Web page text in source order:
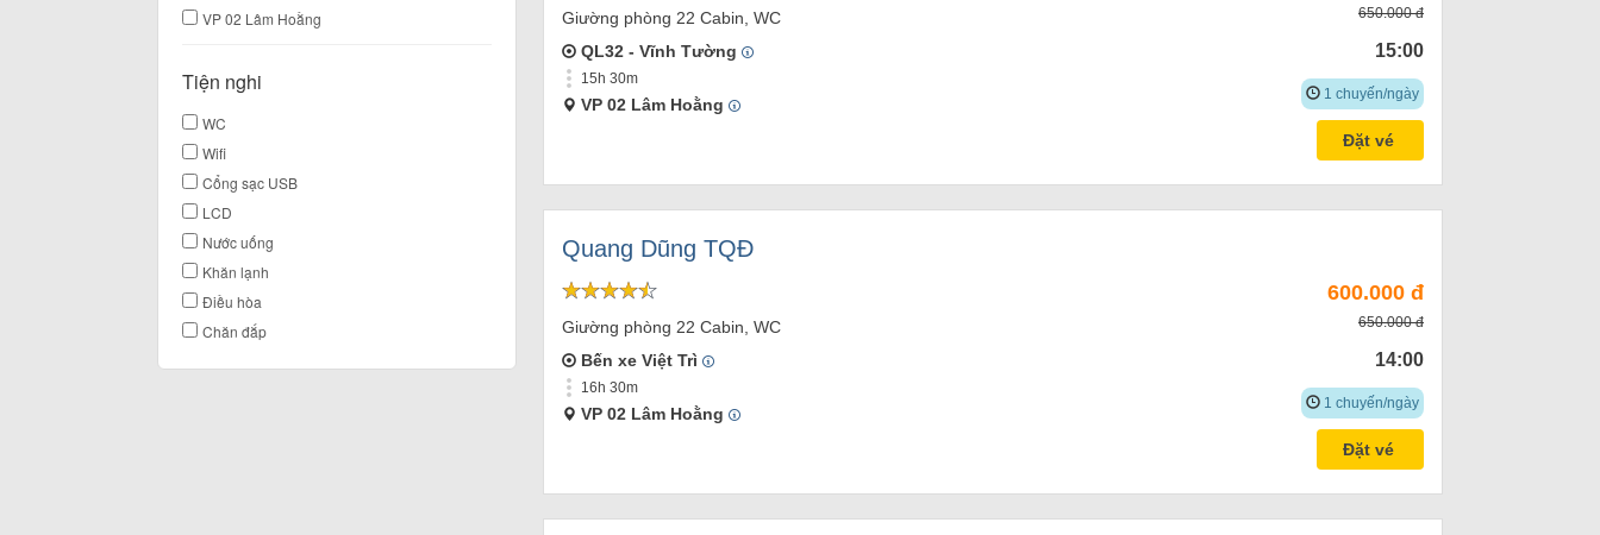
VP 02 Lâm Hoằng
Tiện nghi
WC
Wifi
Cổng sạc USB
LCD
Nước uống
Khăn lạnh
Điều hòa
Chăn đắp
Giường phòng 22 Cabin, WC
QL32 - Vĩnh Tường
15h 30m
VP 02 Lâm Hoằng
650.000 đ
15:00
1 chuyến/ngày
Đặt vé
Quang Dũng TQĐ
Giường phòng 22 Cabin, WC
Bến xe Việt Trì
16h 30m
VP 02 Lâm Hoằng
600.000 đ
650.000 đ
14:00
1 chuyến/ngày
Đặt vé